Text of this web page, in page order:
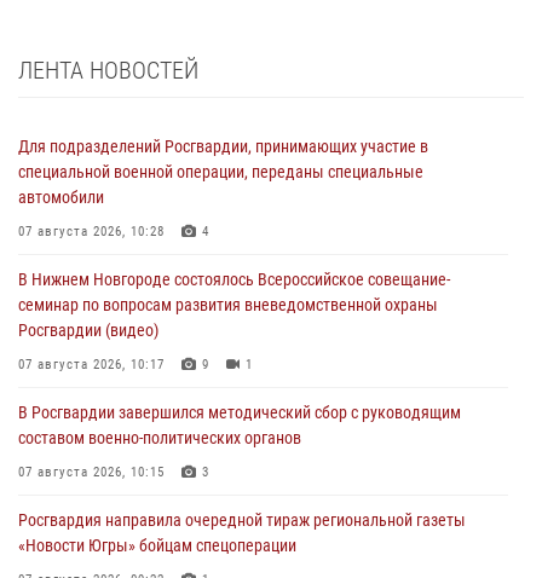
ЛЕНТА НОВОСТЕЙ
Для подразделений Росгвардии, принимающих участие в
специальной военной операции, переданы специальные
автомобили
07 августа 2026, 10:28 4
В Нижнем Новгороде состоялось Всероссийское совещание-
семинар по вопросам развития вневедомственной охраны
Росгвардии (видео)
07 августа 2026, 10:17 9 1
В Росгвардии завершился методический сбор с руководящим
составом военно-политических органов
07 августа 2026, 10:15 3
Росгвардия направила очередной тираж региональной газеты
«Новости Югры» бойцам спецоперации